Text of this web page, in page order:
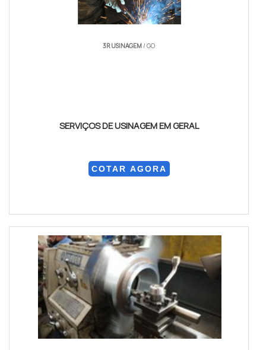
3R USINAGEM/ GO
SERVIÇOS DE USINAGEM EM GERAL
COTAR AGORA